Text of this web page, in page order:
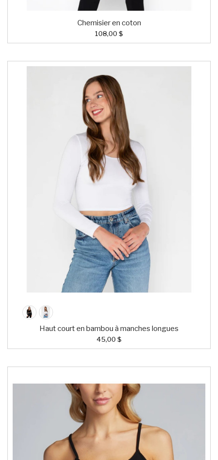
Chemisier en coton
108,00 $
Haut court en bambou à manches longues
45,00 $